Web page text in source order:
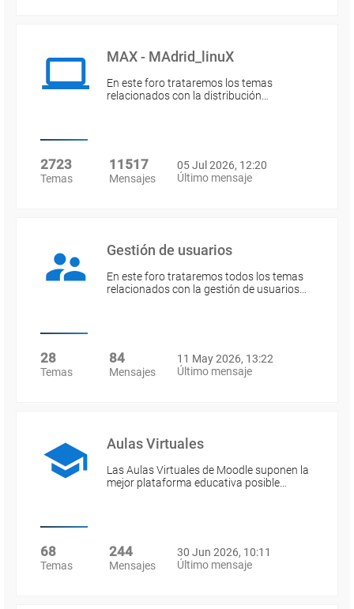
MAX - MAdrid_linuX
En este foro trataremos los temas
relacionados con la distribución…
2723
Temas
11517
Mensajes
05 Jul 2026, 12:20
Último mensaje
Gestión de usuarios
En este foro trataremos todos los temas
relacionados con la gestión de usuarios…
28
Temas
84
Mensajes
11 May 2026, 13:22
Último mensaje
Aulas Virtuales
Las Aulas Virtuales de Moodle suponen la
mejor plataforma educativa posible…
68
Temas
244
Mensajes
30 Jun 2026, 10:11
Último mensaje